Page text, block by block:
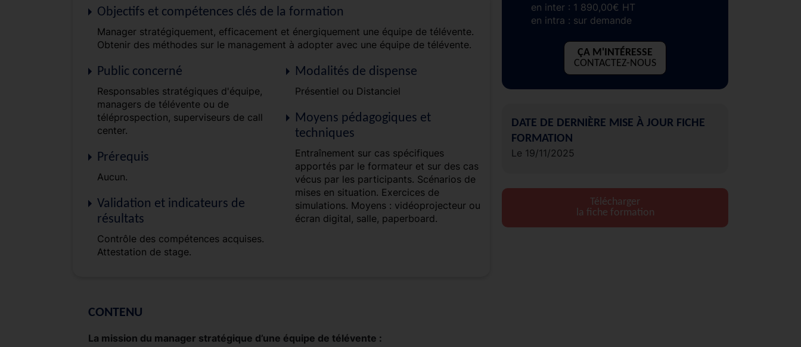
Objectifs et compétences clés de la formation
Manager stratégiquement, efficacement et énergiquement une équipe de télévente.
Obtenir des méthodes sur le management à adopter avec une équipe de télévente.
Public concerné
Responsables stratégiques d'équipe,
managers de télévente ou de
téléprospection, superviseurs de call
center.
Prérequis
Aucun.
Validation et indicateurs de
résultats
Contrôle des compétences acquises.
Attestation de stage.
Modalités de dispense
Présentiel ou Distanciel
Moyens pédagogiques et
techniques
Entraînement sur cas spécifiques
apportés par le formateur et sur des cas
vécus par les participants. Scénarios de
mises en situation. Exercices de
simulations. Moyens : vidéoprojecteur ou
écran digital, salle, paperboard.
CONTENU
La mission du manager stratégique d’une équipe de télévente :
en inter : 1 890,00€ HT
en intra : sur demande
ÇA M'INTÉRESSE
CONTACTEZ-NOUS
DATE DE DERNIÈRE MISE À JOUR FICHE
FORMATION
Le 19/11/2025
Télécharger
la fiche formation